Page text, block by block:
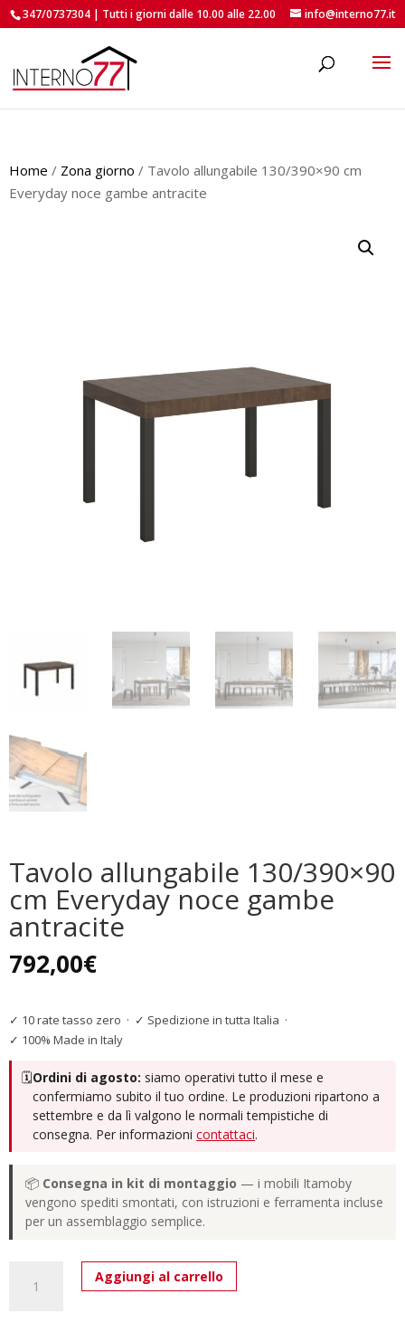
347/0737304 | Tutti i giorni dalle 10.00 alle 22.00 info@interno77.it
Home / Zona giorno / Tavolo allungabile 130/390×90 cm
Everyday noce gambe antracite
Tavolo allungabile 130/390×90
cm Everyday noce gambe
antracite
792,00€
✓ 10 rate tasso zero · ✓ Spedizione in tutta Italia ·
✓ 100% Made in Italy
🗓️Ordini di agosto: siamo operativi tutto il mese e
confermiamo subito il tuo ordine. Le produzioni ripartono a
settembre e da lì valgono le normali tempistiche di
consegna. Per informazionicontattaci.
📦 Consegna in kit di montaggio — i mobili Itamoby
vengono spediti smontati, con istruzioni e ferramenta incluse
per un assemblaggio semplice.
allungabile
Aggiungi al carrello